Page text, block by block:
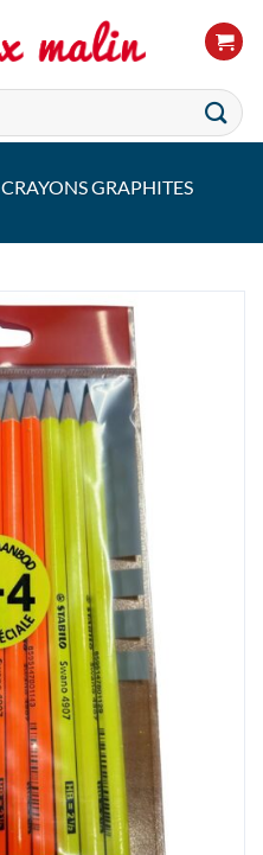
CRAYONS GRAPHITES